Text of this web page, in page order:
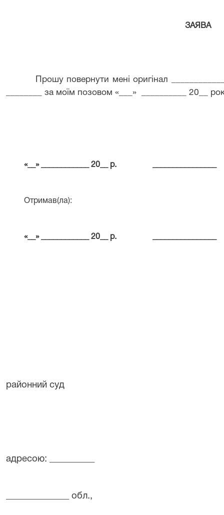
ЗАЯВА
Прошу повернути мені оригінал
________ за моїм позовом «___»
__________ 20__
«__» ____________ 20__ р.
Отримав(ла):
«__» ____________ 20__ р.
районний суд
адресою: __________
______________ обл.,